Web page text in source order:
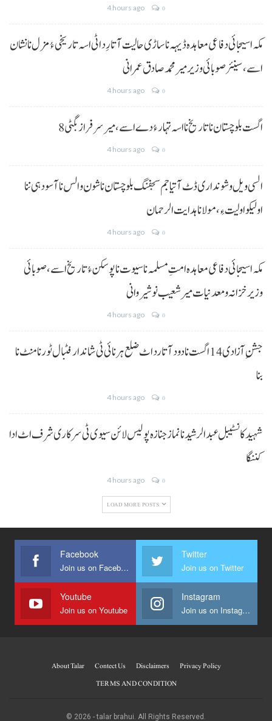
4 hours ago 0
مکہ اسیجائی دفاعی معاہدہ ڈیہہ نا ساڑی حالیت آتا رِد اٹی اسہ تاریخی ءُ مزل نا نشان
اسے،سینئر صوبائی وزیر میر محمد صادق عمرانی
4 hours ago 0
8 اگست بلوچستان نا تاریخ نا اسہ تہار ءُ دے اسے، میرسرفراز بگٹی
4 hours ago 0
السی ویل و شونداری ڈٹ آتیا جم سجفنگ بلوچستان نا شون و الس نا آسودہی ننا
اولیکو اولیت ءِ،مولانا ہدایت الرحمان
4 hours ago 0
مکہ اسیجائی دفاعی معاہدہ امتِ مسلمہ نا سیوت نا پوسکن ءُ تاریخ اسے، صوبائی
وزیر خزانہ و معدنیات میر شعیب نوشیروانی
4 hours ago 0
جشنِ آزادی 14 اگست نا دود آتا رد اٹ ضلع ہرنائی ٹی شاندار فٹبال ٹورنامنٹ نا
بنا
4 hours ago 0
شہید کانسٹیبل عبدالرشید نا نماز جنازہ پولیس لائن سیوی ٹی سرکاری شرف اٹ ادا
کننگا
4 hours ago 0
LOAD MORE POSTS
Facebook
Join us on Facebook
Twitter
Join us on Twitter
Youtube
Join us on Youtube
Instagram
Join us on Instagram
About Talar Contect Us Disclaimers
Privacy Policy
TERMS AND CONDITION
© 2026 - talar brahui. All Rights Reserved.